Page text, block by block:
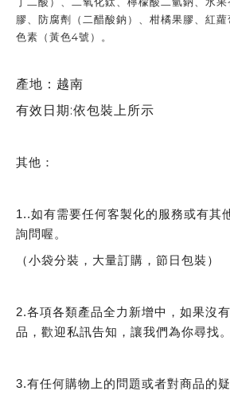
膠、防腐劑（二醋酸鈉）、柑橘果膠、紅
色素（黃色4號）。
產地：越南
有效日期:依包裝上所示
其他：
1..如有需要任何客製化的服務或有其
詢問喔。
（小袋分裝，大量訂購，節日包裝）
2.各項各類產品全力新增中，如果沒
品，歡迎私訊告知，讓我們為你尋找。
3.有任何購物上的問題或者對商品的